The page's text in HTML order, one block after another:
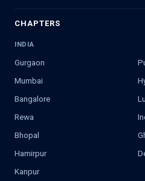
CHAPTERS
INDIA
Gurgaon
Mumbai
Bangalore
Rewa
Bhopal
Hamirpur
Kanpur